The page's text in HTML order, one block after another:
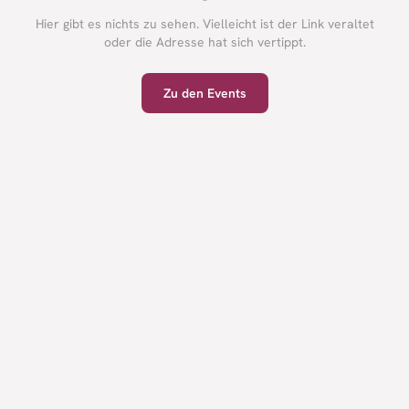
Hier gibt es nichts zu sehen. Vielleicht ist der Link veraltet
oder die Adresse hat sich vertippt.
Zu den Events